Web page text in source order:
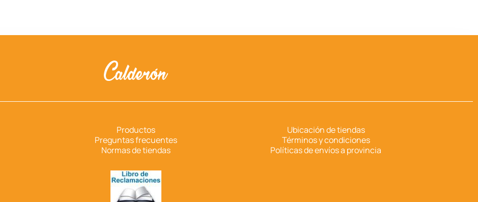
Productos
Ubicación de tiendas
Preguntas frecuentes
Términos y condiciones
Normas de tiendas Políticas de envíos a provincia